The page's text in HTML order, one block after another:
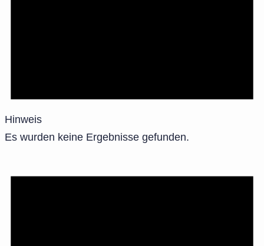
Hinweis
Es wurden keine Ergebnisse gefunden.